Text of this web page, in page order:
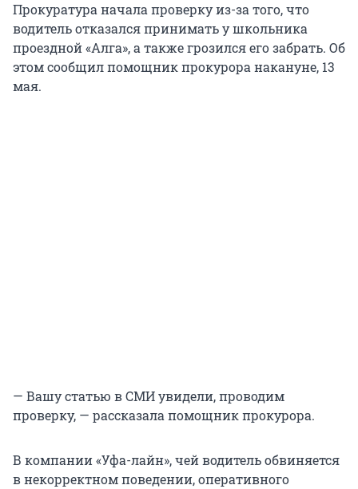
Прокуратура начала проверку из-за того, что
водитель отказался принимать у школьника
проездной «Алга», а также грозился его забрать. Об
этом сообщил помощник прокурора накануне, 13
мая.
— Вашу статью в СМИ увидели, проводим
проверку, — рассказала помощник прокурора.
В компании «Уфа-лайн», чей водитель обвиняется
в некорректном поведении, оперативного